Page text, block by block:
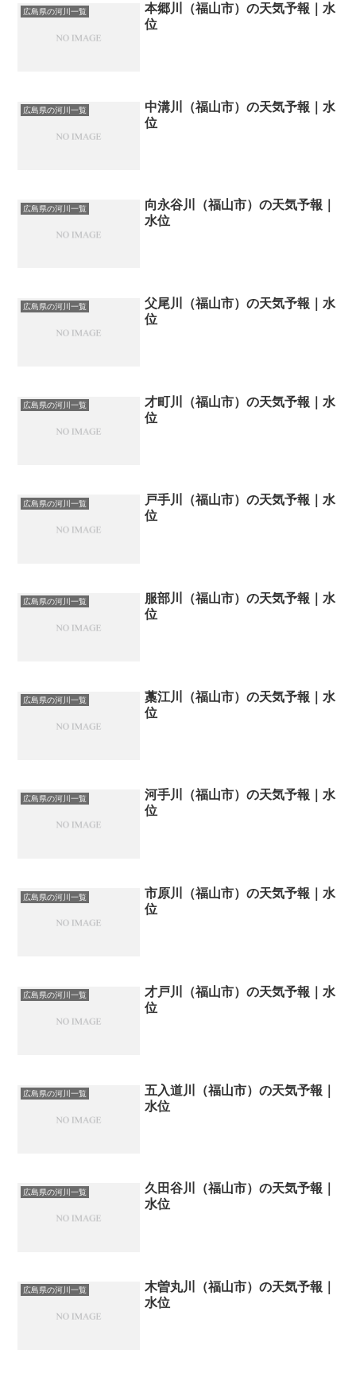
広島県の河川一覧
本郷川（福山市）の天気予報｜水
位
広島県の河川一覧
中溝川（福山市）の天気予報｜水
位
広島県の河川一覧
向永谷川（福山市）の天気予報｜
水位
広島県の河川一覧
父尾川（福山市）の天気予報｜水
位
広島県の河川一覧
才町川（福山市）の天気予報｜水
位
広島県の河川一覧
戸手川（福山市）の天気予報｜水
位
広島県の河川一覧
服部川（福山市）の天気予報｜水
位
広島県の河川一覧
藁江川（福山市）の天気予報｜水
位
広島県の河川一覧
河手川（福山市）の天気予報｜水
位
広島県の河川一覧
市原川（福山市）の天気予報｜水
位
広島県の河川一覧
才戸川（福山市）の天気予報｜水
位
広島県の河川一覧
五入道川（福山市）の天気予報｜
水位
広島県の河川一覧
久田谷川（福山市）の天気予報｜
水位
広島県の河川一覧
木曽丸川（福山市）の天気予報｜
水位